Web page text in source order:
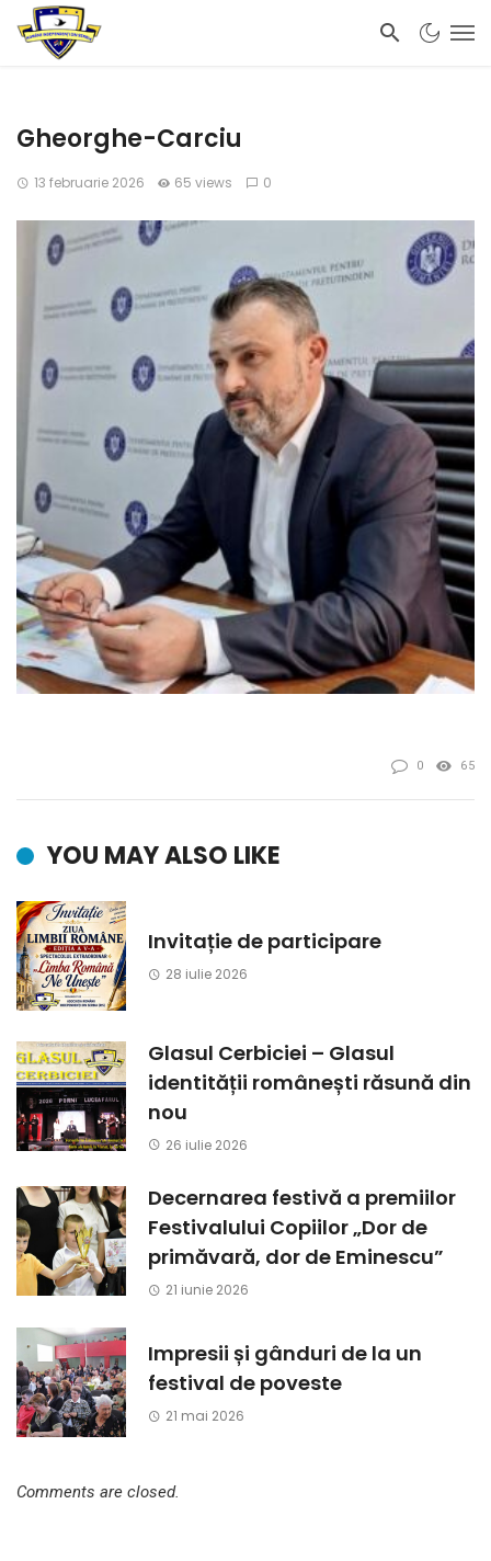
Gheorghe-Carciu
13 februarie 2026 65 views 0
0 65
YOU MAY ALSO LIKE
Invitație de participare
28 iulie 2026
Glasul Cerbiciei – Glasul
identității românești răsună din
nou
26 iulie 2026
Decernarea festivă a premiilor
Festivalului Copiilor „Dor de
primăvară, dor de Eminescu”
21 iunie 2026
Impresii și gânduri de la un
festival de poveste
21 mai 2026
Comments are closed.